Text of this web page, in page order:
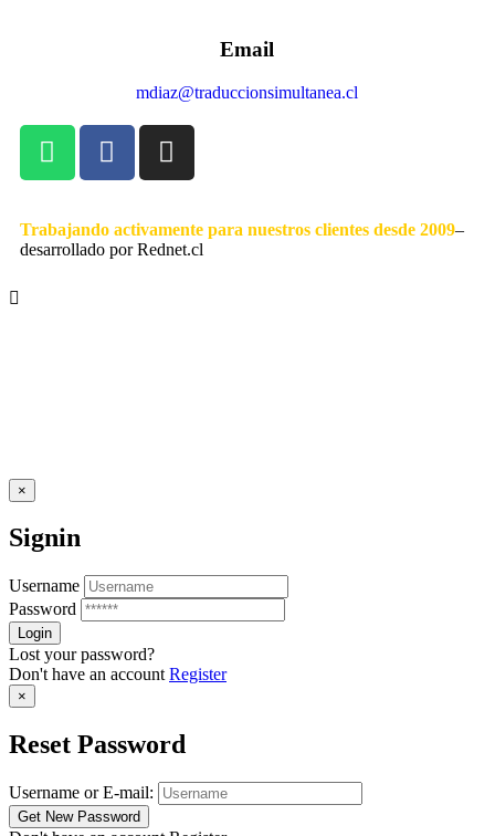
Email
mdiaz@traduccionsimultanea.cl
Trabajando activamente para nuestros clientes desde 2009–
desarrollado por Rednet.cl
×
Signin
Username
Password
Lost your password?
Don't have an account Register
×
Reset Password
Username or E-mail: